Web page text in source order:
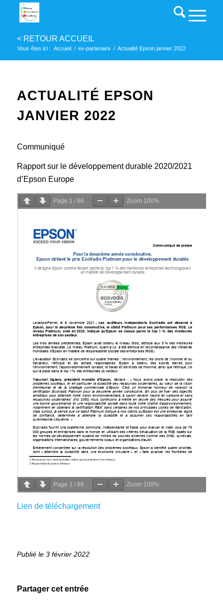
Vous êtes ici : Accueil / ex-partenaire / Actualité Epson janvier 2022
ACTUALITÉ EPSON
JANVIER 2022
Communiqué
Rapport sur le développement durable 2020/2021
d’Epson Europe
Page 1 / 66 Zoom 100%
Page 1 / 66 Zoom 100%
Lien de téléchargement
3 février 2022
Partager cet entrée